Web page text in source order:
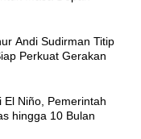
Andi Sudirman Titip
Perkuat Gerakan
Niño, Pemerintah
hingga 10 Bulan